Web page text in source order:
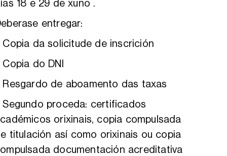
18 e 29 de xuño .
entregar:
Copia da solicitude de inscrición
Copia do DNI
Resgardo de aboamento das taxas
Segundo proceda: certificados
orixinais, copia compulsada
titulación así como orixinais ou copia
documentación acreditativa